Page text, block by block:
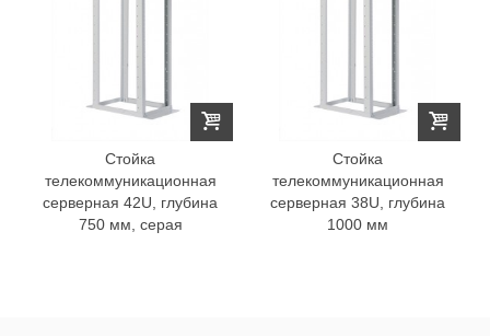
Стойка
телекоммуникационная
серверная 42U, глубина
750 мм, серая
Стойка
телекоммуникационная
серверная 38U, глубина
1000 мм